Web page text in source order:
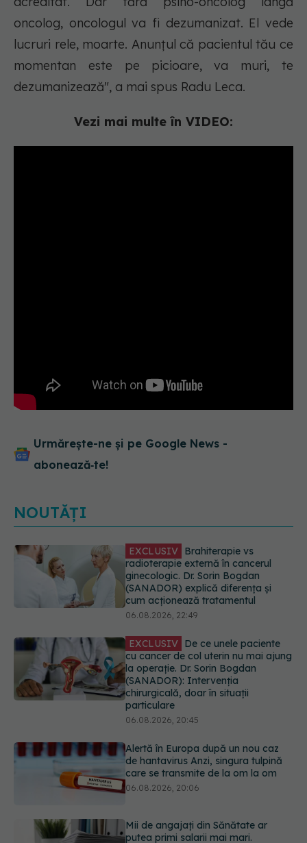
oncolog, oncologul va fi dezumanizat. El vede
lucruri rele, moarte. Anunțul că pacientul tău ce
momentan este pe picioare, va muri, te
dezumanizează", a mai spus Radu Leca.
Vezi mai multe în VIDEO:
Urmărește-ne și pe Google News -
abonează‑te!
NOUTĂȚI
EXCLUSIV De ce unele paciente
cu cancer de col uterin nu mai ajung
la operație. Dr. Sorin Bogdan
(SANADOR): Intervenția
chirurgicală, doar în situații
particulare
06.08.2026, 20:45
Alertă în Europa după un nou caz
de hantavirus Anzi, singura tulpină
care se transmite de la om la om
06.08.2026, 20:06
Mii de angajați din Sănătate ar
putea primi salarii mai mari.
Sindicatele cer schimbarea legii
EXCLUSIV
Cancerele ginecologice
care pot fi tratate fără operație. Dr.